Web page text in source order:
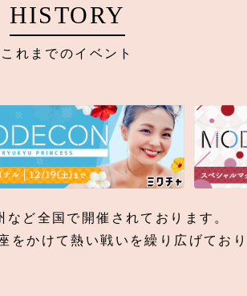
HISTORY
これまでのイベント
ど全国で開催されております。
をかけて熱い戦いを繰り広げてお